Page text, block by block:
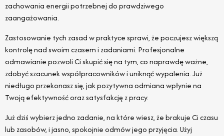
zachowania energii potrzebnej do prawdziwego
zaangażowania.
Zastosowanie tych zasad w praktyce sprawi, że poczujesz większą
kontrolę nad swoim czasem i zadaniami. Profesjonalne
odmawianie pozwoli Ci skupić się na tym, co naprawdę ważne,
zdobyć szacunek współpracowników i uniknąć wypalenia. Już
niedługo przekonasz się, jak pozytywna odmiana wpłynie na
Twoją efektywność oraz satysfakcję z pracy.
Już dziś wybierz jedno zadanie, na które wiesz, że brakuje Ci czasu
lub zasobów, i jasno, spokojnie odmów jego przyjęcia. Użyj